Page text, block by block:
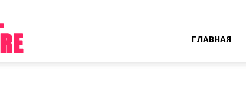
ГЛАВНАЯ